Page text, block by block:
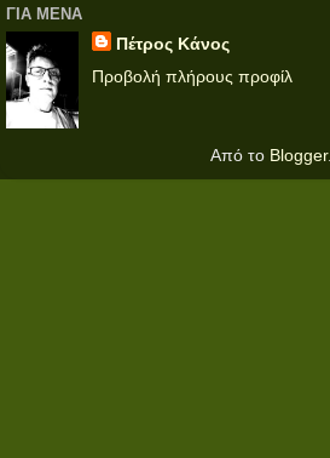
ΓΙΑ ΜΕΝΑ
Πέτρος Κάνος
Προβολή πλήρους προφίλ
Από το Blogger.